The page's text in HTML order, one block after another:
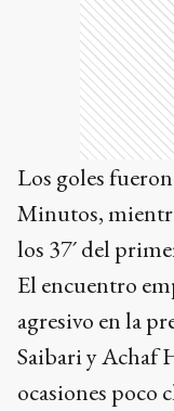
Los goles
Minutos,
los 37´ del
El encuentro
agresivo en la
Saibari y Achaf
ocasiones poco